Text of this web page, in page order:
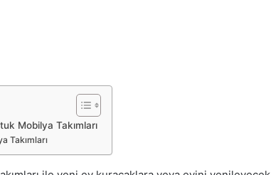
Mobilya Takımları
Takımları